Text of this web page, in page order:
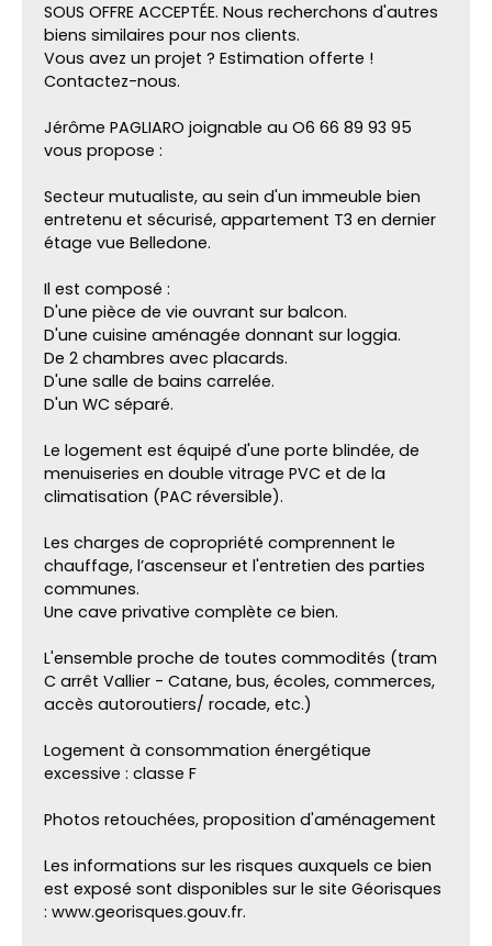
SOUS OFFRE ACCEPTÉE. Nous recherchons d'autres
biens similaires pour nos clients.
Vous avez un projet ? Estimation offerte !
Contactez-nous.
Jérôme PAGLIARO joignable au O6 66 89 93 95
vous propose :
Secteur mutualiste, au sein d'un immeuble bien
entretenu et sécurisé, appartement T3 en dernier
étage vue Belledone.
Il est composé :
D'une pièce de vie ouvrant sur balcon.
D'une cuisine aménagée donnant sur loggia.
De 2 chambres avec placards.
D'une salle de bains carrelée.
D'un WC séparé.
Le logement est équipé d'une porte blindée, de
menuiseries en double vitrage PVC et de la
climatisation (PAC réversible).
Les charges de copropriété comprennent le
chauffage, l’ascenseur et l'entretien des parties
communes.
Une cave privative complète ce bien.
L'ensemble proche de toutes commodités (tram
C arrêt Vallier - Catane, bus, écoles, commerces,
accès autoroutiers/ rocade, etc.)
Logement à consommation énergétique
excessive : classe F
Photos retouchées, proposition d'aménagement
Les informations sur les risques auxquels ce bien
est exposé sont disponibles sur le site Géorisques
: www.georisques.gouv.fr.